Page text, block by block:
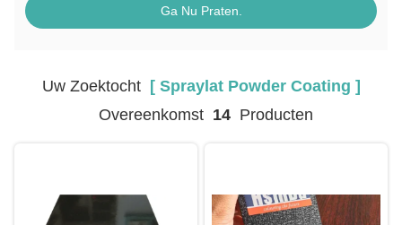
Ga Nu Praten.
Uw Zoektocht[ Spraylat Powder Coating ]
Overeenkomst 14Producten